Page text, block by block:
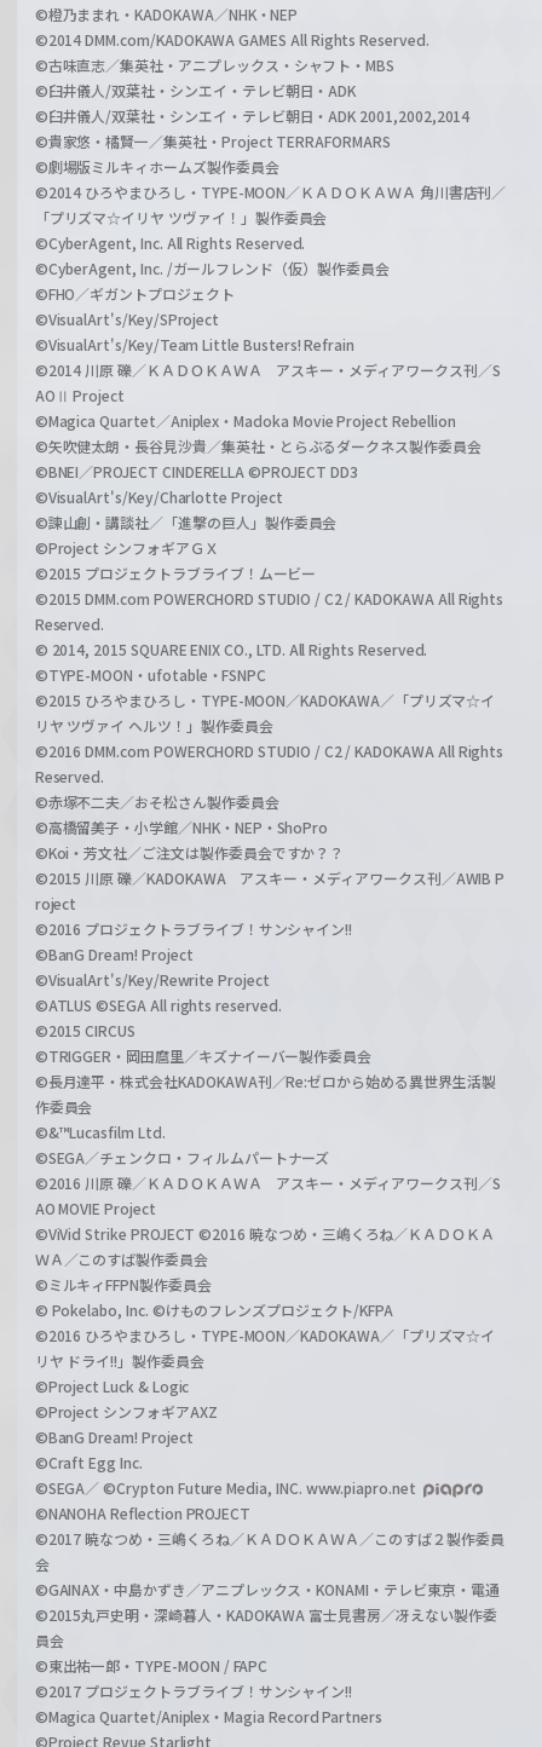
©橙乃ままれ・KADOKAWA／NHK・NEP
©2014 DMM.com/KADOKAWA GAMES All Rights Reserved.
©古味直志／集英社・アニプレックス・シャフト・MBS
©臼井儀人/双葉社・シンエイ・テレビ朝日・ADK
©臼井儀人/双葉社・シンエイ・テレビ朝日・ADK 2001,2002,2014
©貴家悠・橘賢一／集英社・Project TERRAFORMARS
©劇場版ミルキィホームズ製作委員会
©2014 ひろやまひろし・TYPE-MOON／ＫＡＤＯＫＡＷＡ 角川書店刊／
「プリズマ☆イリヤ ツヴァイ！」製作委員会
©CyberAgent, Inc. All Rights Reserved.
©CyberAgent, Inc. /ガールフレンド（仮）製作委員会
©FHO／ギガントプロジェクト
©VisualArt's/Key/SProject
©VisualArt's/Key/Team Little Busters! Refrain
©2014 川原 礫／ＫＡＤＯＫＡＷＡ アスキー・メディアワークス刊／S
AOⅡ Project
©Magica Quartet／Aniplex・Madoka Movie Project Rebellion
©矢吹健太朗・長谷見沙貴／集英社・とらぶるダークネス製作委員会
©BNEI／PROJECT CINDERELLA ©PROJECT DD3
©VisualArt's/Key/Charlotte Project
©諫山創・講談社／「進撃の巨人」製作委員会
©Project シンフォギアＧＸ
©2015 プロジェクトラブライブ！ムービー
©2015 DMM.com POWERCHORD STUDIO / C2 / KADOKAWA All Rights
Reserved.
© 2014, 2015 SQUARE ENIX CO., LTD. All Rights Reserved.
©TYPE-MOON・ufotable・FSNPC
©2015 ひろやまひろし・TYPE-MOON／KADOKAWA／「プリズマ☆イ
リヤ ツヴァイ ヘルツ！」製作委員会
©2016 DMM.com POWERCHORD STUDIO / C2 / KADOKAWA All Rights
Reserved.
©赤塚不二夫／おそ松さん製作委員会
©高橋留美子・小学館／NHK・NEP・ShoPro
©Koi・芳文社／ご注文は製作委員会ですか？？
©2015 川原 礫／KADOKAWA アスキー・メディアワークス刊／AWIB P
roject
©2016 プロジェクトラブライブ！サンシャイン!!
©BanG Dream! Project
©VisualArt's/Key/Rewrite Project
©ATLUS ©SEGA All rights reserved.
©2015 CIRCUS
©TRIGGER・岡田麿里／キズナイーバー製作委員会
©長月達平・株式会社KADOKAWA刊／Re:ゼロから始める異世界生活製
作委員会
©&™Lucasfilm Ltd.
©SEGA／チェンクロ・フィルムパートナーズ
©2016 川原 礫／ＫＡＤＯＫＡＷＡ アスキー・メディアワークス刊／S
AO MOVIE Project
©ViVid Strike PROJECT ©2016 暁なつめ・三嶋くろね／ＫＡＤＯＫＡ
ＷＡ／このすば製作委員会
©ミルキィFFPN製作委員会
© Pokelabo, Inc. ©けものフレンズプロジェクト/KFPA
©2016 ひろやまひろし・TYPE-MOON／KADOKAWA／「プリズマ☆イ
リヤ ドライ!!」製作委員会
©Project Luck & Logic
©Project シンフォギアAXZ
©BanG Dream! Project
©Craft Egg Inc.
©SEGA／ ©Crypton Future Media, INC. www.piapro.net
©NANOHA Reflection PROJECT
©2017 暁なつめ・三嶋くろね／ＫＡＤＯＫＡＷＡ／このすば２製作委員
会
©GAINAX・中島かずき／アニプレックス・KONAMI・テレビ東京・電通
©2015丸戸史明・深崎暮人・KADOKAWA 富士見書房／冴えない製作委
員会
©東出祐一郎・TYPE-MOON / FAPC
©2017 プロジェクトラブライブ！サンシャイン!!
©Magica Quartet/Aniplex・Magia Record Partners
©Project Revue Starlight